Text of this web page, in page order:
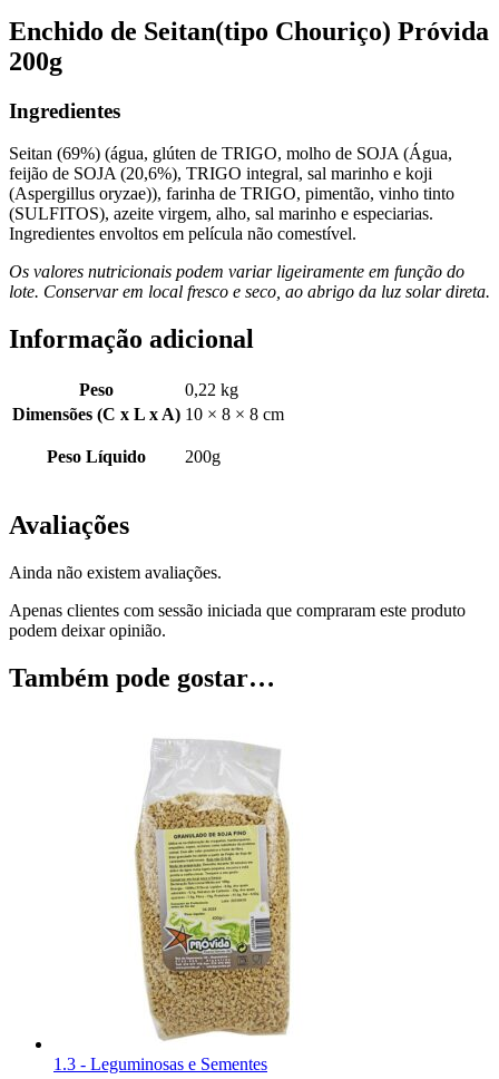
Enchido de Seitan(tipo Chouriço) Próvida
200g
Ingredientes
Seitan (69%) (água, glúten de TRIGO, molho de SOJA (Água,
feijão de SOJA (20,6%), TRIGO integral, sal marinho e koji
(Aspergillus oryzae)), farinha de TRIGO, pimentão, vinho tinto
(SULFITOS), azeite virgem, alho, sal marinho e especiarias.
Ingredientes envoltos em película não comestível.
Os valores nutricionais podem variar ligeiramente em função do
lote. Conservar em local fresco e seco, ao abrigo da luz solar direta.
Informação adicional
Peso
0,22 kg
Dimensões (C x L x A) 10 × 8 × 8 cm
Peso Líquido 200g
Avaliações
Ainda não existem avaliações.
Apenas clientes com sessão iniciada que compraram este produto
podem deixar opinião.
Também pode gostar…
1.3 - Leguminosas e Sementes